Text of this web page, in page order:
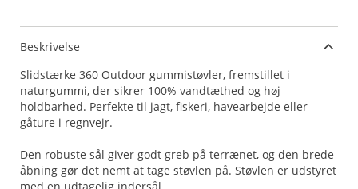
Beskrivelse
Slidstærke 360 Outdoor gummistøvler, fremstillet i
naturgummi, der sikrer 100% vandtæthed og høj
holdbarhed. Perfekte til jagt, fiskeri, havearbejde eller
gåture i regnvejr.
Den robuste sål giver godt greb på terrænet, og den brede
åbning gør det nemt at tage støvlen på. Støvlen er udstyret